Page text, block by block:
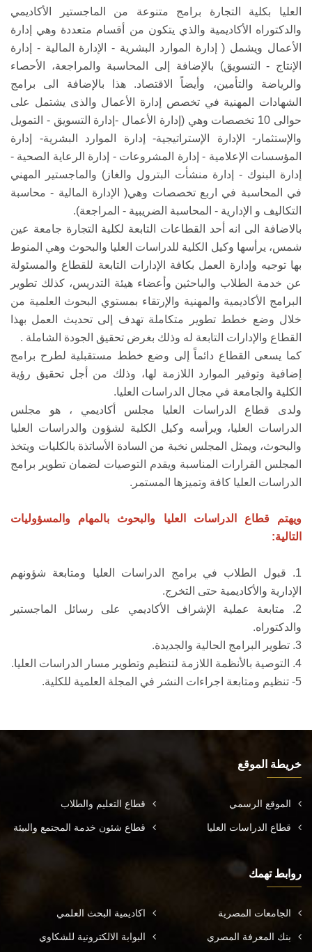
العليا بكلية التجارة برامج متنوعة من الماجستير الأكاديمي
والدكتوراه الأكاديمية والذي يتكون من أقسام متعددة وهي إدارة
الأعمال ويشمل ( إدارة الموارد البشرية - الإدارة المالية - إدارة
الإنتاج - التسويق) بالإضافة إلى المحاسبة والمراجعة، الأحصاء
والرياضة والتأمين، وأيضاً الاقتصاد. هذا بالإضافة الى برامج
الشهادات المهنية في تخصص إدارة الأعمال والذى يشتمل على
حوالى 10 تخصصات وهي (إدارة الأعمال -إدارة التسويق - التمويل
والإستثمار- الإدارة الإستراتيجية- إدارة الموارد البشرية- إدارة
المؤسسات الإعلامية - إدارة المشروعات - إدارة الرعاية الصحية -
إدارة البنوك - إدارة منشأت البترول والغاز) والماجستير المهني
في المحاسبة في اربع تخصصات وهي( الإدارة المالية - محاسبة
التكاليف و الإدارية - المحاسبة الضريبية - المراجعة).
بالاضافة الى انه أحد القطاعات التابعة لكلية التجارة جامعة عين
شمس، يرأسها وكيل الكلية للدراسات العليا والبحوث وهي المنوط
بها توجيه وإدارة العمل بكافة الإدارات التابعة للقطاع والمسئولة
عن خدمة الطلاب والباحثين وأعضاء هيئة التدريس، كذلك تطوير
البرامج الأكاديمية والمهنية والإرتقاء بمستوي البحوث العلمية من
خلال وضع خطط تطوير متكاملة تهدف إلى تحديث العمل بهذا
القطاع والإدارات التابعة له وذلك بغرض تحقيق الجودة الشاملة .
كما يسعى القطاع دائماً إلى وضع خطط مستقبلية لطرح برامج
إضافية وتوفير الموارد اللازمة لها، وذلك من أجل تحقيق رؤية
الكلية والجامعة في مجال الدراسات العليا.
ولدى قطاع الدراسات العليا مجلس أكاديمي ، هو مجلس
الدراسات العليا، ويرأسه وكيل الكلية لشؤون والدراسات العليا
والبحوث، ويمثل المجلس نخبة من السادة الأساتذة بالكليات ويتخذ
المجلس القرارات المناسبة ويقدم التوصيات لضمان تطوير برامج
الدراسات العليا كافة وتميزها المستمر.
ويهتم قطاع الدراسات العليا والبحوث بالمهام والمسؤوليات
التالية:
1. قبول الطلاب في برامج الدراسات العليا ومتابعة شؤونهم
الإدارية والأكاديمية حتى التخرج.
2. متابعة عملية الإشراف الأكاديمي على رسائل الماجستير
والدكتوراه.
3. تطوير البرامج الحالية والجديدة.
4. التوصية بالأنظمة اللازمة لتنظيم وتطوير مسار الدراسات العليا.
5- تنظيم ومتابعة اجراءات النشر في المجلة العلمية للكلية.
خريطة الموقع
الموقع الرسمي قطاع التعليم والطلاب
قطاع الدراسات العليا قطاع شئون خدمة المجتمع والبيئة
روابط تهمك
الجامعات المصرية اكاديمية البحث العلمي
بنك المعرفة المصري البوابة الالكترونية للشكاوي